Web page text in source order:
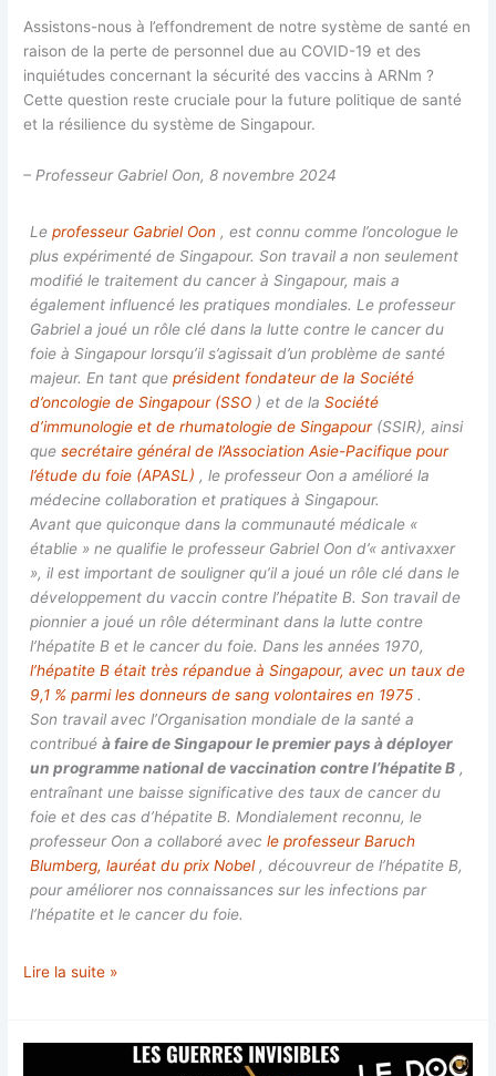
Assistons-nous à l’effondrement de notre système de santé en
raison de la perte de personnel due au COVID-19 et des
inquiétudes concernant la sécurité des vaccins à ARNm ?
Cette question reste cruciale pour la future politique de santé
et la résilience du système de Singapour.
– Professeur Gabriel Oon, 8 novembre 2024
Leprofesseur Gabriel Oon , est connu comme l’oncologue le
plus expérimenté de Singapour. Son travail a non seulement
modifié le traitement du cancer à Singapour, mais a
également influencé les pratiques mondiales. Le professeur
Gabriel a joué un rôle clé dans la lutte contre le cancer du
foie à Singapour lorsqu’il s’agissait d’un problème de santé
majeur. En tant queprésident fondateur de la Société
d’oncologie de Singapour (SSO ) et de laSociété
d’immunologie et de rhumatologie de Singapour(SSIR), ainsi
quesecrétaire général de l’Association Asie-Pacifique pour
l’étude du foie (APASL) , le professeur Oon a amélioré la
médecine collaboration et pratiques à Singapour.
Avant que quiconque dans la communauté médicale «
établie » ne qualifie le professeur Gabriel Oon d’« antivaxxer
», il est important de souligner qu’il a joué un rôle clé dans le
développement du vaccin contre l’hépatite B. Son travail de
pionnier a joué un rôle déterminant dans la lutte contre
l’hépatite B et le cancer du foie. Dans les années 1970,
l’hépatite B était très répandue à Singapour, avec un taux de
9,1 % parmi les donneurs de sang volontaires en 1975 .
Son travail avec l’Organisation mondiale de la santé a
contribuéà faire de Singapour le premier pays à déployer
un programme national de vaccination contre l’hépatite B ,
entraînant une baisse significative des taux de cancer du
foie et des cas d’hépatite B. Mondialement reconnu, le
professeur Oon a collaboré avecle professeur Baruch
Blumberg, lauréat du prix Nobel, découvreur de l’hépatite B,
pour améliorer nos connaissances sur les infections par
l’hépatite et le cancer du foie.
Le
santé
Lire la suite »